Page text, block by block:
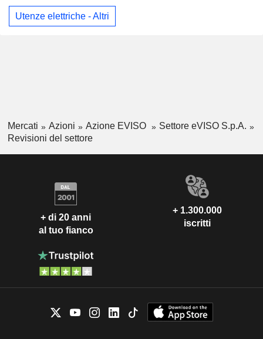
Utenze elettriche - Altri
Mercati Azioni Azione EVISO
Settore eVISO S.p.A.
Revisioni del settore
+ di 20 anni
al tuo fianco
+ 1.300.000
iscritti